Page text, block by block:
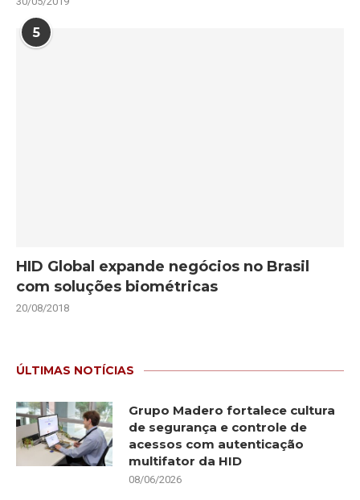
5
HID Global expande negócios no Brasil
com soluções biométricas
20/08/2018
ÚLTIMAS NOTÍCIAS
Grupo Madero fortalece cultura
de segurança e controle de
acessos com autenticação
multifator da HID
08/06/2026